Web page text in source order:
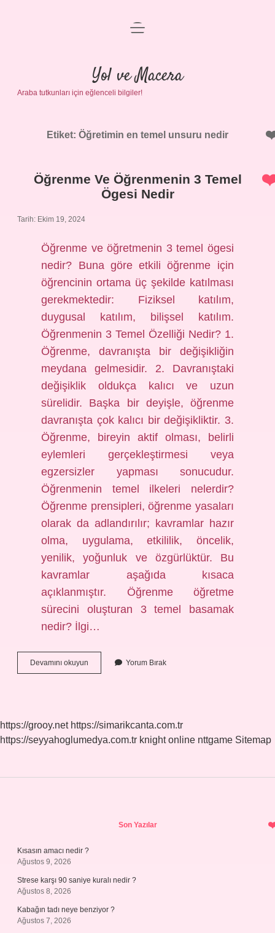
Anasayfa
Gizlilik Politikası
Yasal Uyarı
menüyü
Yol ve Macera
Araba tutkunları için eğlenceli bilgiler!
Etiket: Öğretimin en temel unsuru nedir
Öğrenme Ve Öğrenmenin 3 Temel
Ögesi Nedir
Tarih: Ekim 19, 2024
Öğrenme ve öğretmenin 3 temel ögesi
nedir? Buna göre etkili öğrenme için
öğrencinin ortama üç şekilde katılması
gerekmektedir: Fiziksel katılım,
duygusal katılım, bilişsel katılım.
Öğrenmenin 3 Temel Özelliği Nedir? 1.
Öğrenme, davranışta bir değişikliğin
meydana gelmesidir. 2. Davranıştaki
değişiklik oldukça kalıcı ve uzun
sürelidir. Başka bir deyişle, öğrenme
davranışta çok kalıcı bir değişikliktir. 3.
Öğrenme, bireyin aktif olması, belirli
eylemleri gerçekleştirmesi veya
egzersizler yapması sonucudur.
Öğrenmenin temel ilkeleri nelerdir?
Öğrenme prensipleri, öğrenme yasaları
olarak da adlandırılır; kavramlar hazır
olma, uygulama, etkililik, öncelik,
yenilik, yoğunluk ve özgürlüktür. Bu
kavramlar aşağıda kısaca
açıklanmıştır. Öğrenme öğretme
sürecini oluşturan 3 temel basamak
nedir? İlgi…
Devamını okuyun Öğrenme
Ve
Nedir
Yorum Bırak
https://grooy.net https://simarikcanta.com.tr
https://seyyahoglumedya.com.tr knight online nttgame Sitemap
Son Yazılar
Kısasın amacı nedir ?
Ağustos 9, 2026
Strese karşı 90 saniye kuralı nedir ?
Ağustos 8, 2026
Kabağın tadı neye benziyor ?
Ağustos 7, 2026